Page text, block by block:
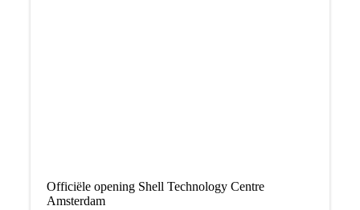
Officiële opening Shell Technology Centre
Amsterdam